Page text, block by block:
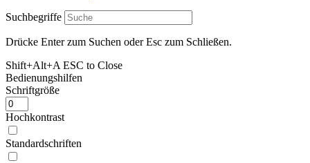
Suchbegriffe
Drücke Enter zum Suchen oder Esc zum Schließen.
Shift+Alt+A ESC to Close
Bedienungshilfen
Schriftgröße
Hochkontrast
Standardschriften